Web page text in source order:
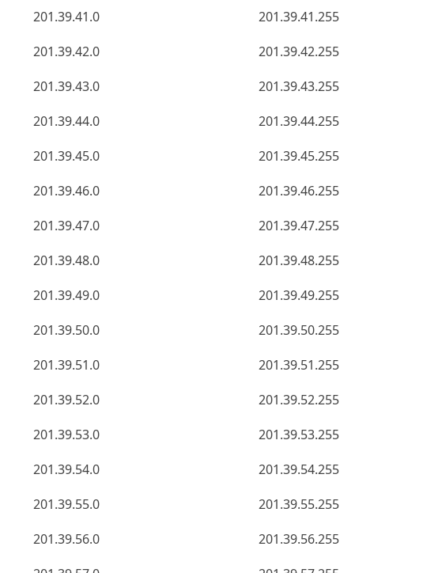
201.39.41.0 201.39.41.255
201.39.42.0 201.39.42.255
201.39.43.0 201.39.43.255
201.39.44.0 201.39.44.255
201.39.45.0 201.39.45.255
201.39.46.0 201.39.46.255
201.39.47.0 201.39.47.255
201.39.48.0 201.39.48.255
201.39.49.0 201.39.49.255
201.39.50.0 201.39.50.255
201.39.51.0 201.39.51.255
201.39.52.0 201.39.52.255
201.39.53.0 201.39.53.255
201.39.54.0 201.39.54.255
201.39.55.0 201.39.55.255
201.39.56.0 201.39.56.255